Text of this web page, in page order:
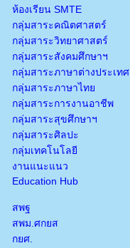
ห้องเรียน SMTE
กลุ่มสาระคณิตศาสตร์
กลุ่มสาระวิทยาศาสตร์
กลุ่มสาระสังคมศึกษาฯ
กลุ่มสาระภาษาต่างประเทศ
กลุ่มสาระภาษาไทย
กลุ่มสาระการงานอาชีพ
กลุ่มสาระสุขศึกษาฯ
กลุ่มสาระศิลปะ
กลุ่มเทคโนโลยี
งานแนะแนว
Education Hub
สพฐ
สพม.ศกยส
กยศ.